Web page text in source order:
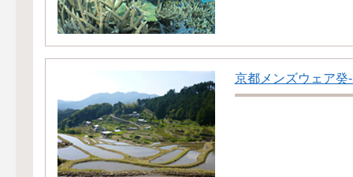
京都メンズウェア癸